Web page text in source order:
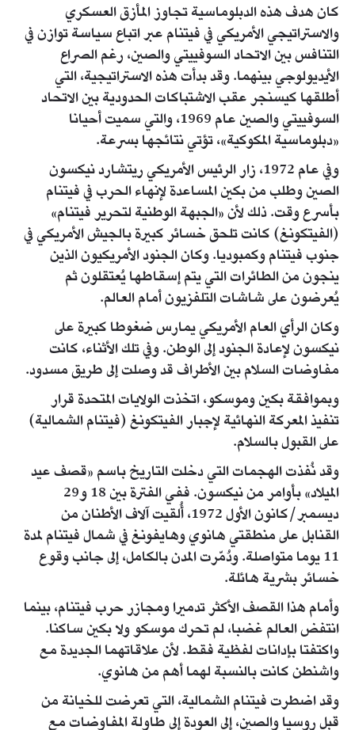
كان هدف هذه الدبلوماسية تجاوز المأزق العسكري
والاستراتيجي الأمريكي في فيتنام عبر اتباع سياسة توازن في
التنافس بين الاتحاد السوفييتي والصين، رغم الصراع
الأيديولوجي بينهما. وقد بدأت هذه الاستراتيجية، التي
أطلقها كيسنجر عقب الاشتباكات الحدودية بين الاتحاد
السوفييتي والصين عام 1969، والتي سميت أحيانا
«دبلوماسية المكوكية»، تؤتي نتائجها بسرعة.
وفي عام 1972، زار الرئيس الأمريكي ريتشارد نيكسون
الصين وطلب من بكين المساعدة لإنهاء الحرب في فيتنام
بأسرع وقت. ذلك لأن «الجبهة الوطنية لتحرير فيتنام»
(الفيتكونغ) كانت تلحق خسائر كبيرة بالجيش الأمريكي في
جنوب فيتنام وكمبوديا. وكان الجنود الأمريكيون الذين
ينجون من الطائرات التي يتم إسقاطها يُعتقلون ثم
يُعرضون على شاشات التلفزيون أمام العالم.
وكان الرأي العام الأمريكي يمارس ضغوطا كبيرة على
نيكسون لإعادة الجنود إلى الوطن. وفي تلك الأثناء، كانت
مفاوضات السلام بين الأطراف قد وصلت إلى طريق مسدود.
وبموافقة بكين وموسكو، اتخذت الولايات المتحدة قرار
تنفيذ المعركة النهائية لإجبار الفيتكونغ (فيتنام الشمالية)
على القبول بالسلام.
وقد نُفذت الهجمات التي دخلت التاريخ باسم «قصف عيد
الميلاد» بأوامر من نيكسون. ففي الفترة بين 18 و29
ديسمبر/كانون الأول 1972، أُلقيت آلاف الأطنان من
القنابل على منطقتي هانوي وهايفونغ في شمال فيتنام لمدة
11 يوما متواصلة. ودُمّرت المدن بالكامل، إلى جانب وقوع
خسائر بشرية هائلة.
وأمام هذا القصف الأكثر تدميرا ومجازر حرب فيتنام، بينما
انتفض العالم غضبا، لم تحرك موسكو ولا بكين ساكنا.
واكتفتا بإدانات لفظية فقط. لأن علاقاتهما الجديدة مع
واشنطن كانت بالنسبة لهما أهم من هانوي.
وقد اضطرت فيتنام الشمالية، التي تعرضت للخيانة من
قبل روسيا والصين، إلى العودة إلى طاولة المفاوضات مع